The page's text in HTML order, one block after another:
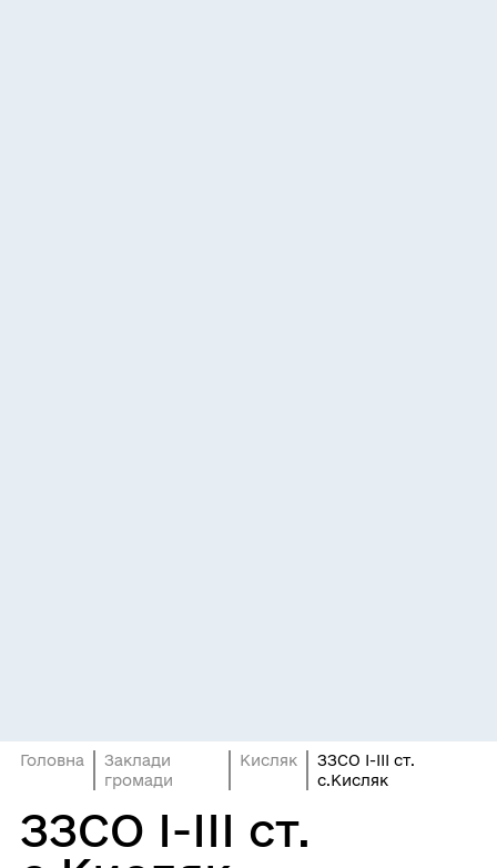
Головна
Заклади
громади
Кисляк
ЗЗСО І-ІІІ ст.
с.Кисляк
ЗЗСО І-ІІІ ст.